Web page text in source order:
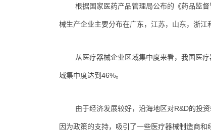
根据国家医药产品管理局公布的《药品监
械生产企业主要分布在广东，江苏，山东，浙江
从医疗器械企业区域集中度来看，我国医
域集中度达到46%。
由于经济发展较好，沿海地区对R&D的投
因为政策的支持，吸引了一些医疗器械制造商